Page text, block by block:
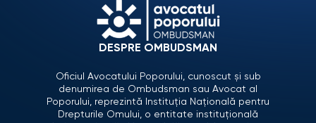
DESPRE OMBUDSMAN
Oficiul Avocatului Poporului, cunoscut și sub
denumirea de Ombudsman sau Avocat al
Poporului, reprezintă Instituția Națională pentru
Drepturile Omului, o entitate instituțională